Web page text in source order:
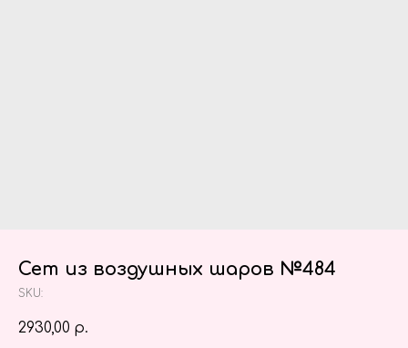
Сет из воздушных шаров №484
SKU:
2930,00 р.